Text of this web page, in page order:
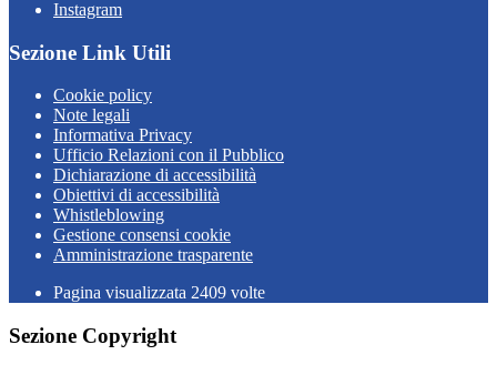
Instagram
Sezione Link Utili
Cookie policy
Note legali
Informativa Privacy
Ufficio Relazioni con il Pubblico
Dichiarazione di accessibilità
Obiettivi di accessibilità
Whistleblowing
Gestione consensi cookie
Amministrazione trasparente
Pagina visualizzata 2409 volte
Sezione Copyright